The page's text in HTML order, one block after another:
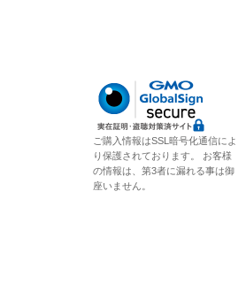
ご購入情報はSSL暗号化通信によ
り保護されております。 お客様
の情報は、第3者に漏れる事は御
座いません。